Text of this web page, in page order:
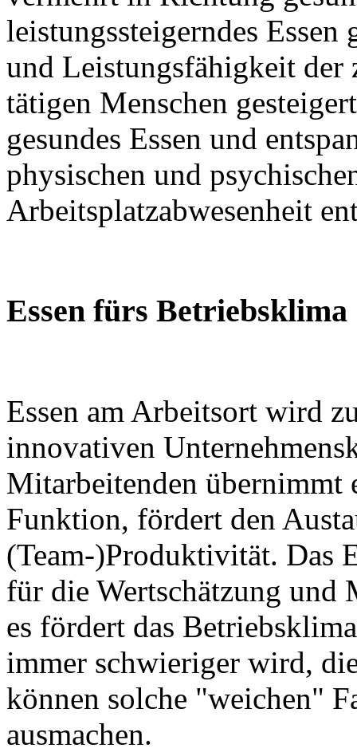
leistungssteigerndes
und Leistungsfähigkeit der
tätigen Menschen
gesundes Essen und
physischen und
Arbeitsplatzabwesenheit
Essen fürs Betriebsklima
Essen am Arbeitsort wird
innovativen
Mitarbeitenden übernimmt
Funktion, fördert den
(Team-)Produktivität. Das
für die Wertschätzung
es fördert das
immer schwieriger wird,
können solche "weichen"
ausmachen.